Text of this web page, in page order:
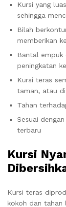
Kursi yang
sehingga
Bilah
memberikan
Bantal empuk
peningkatan
Kursi teras
taman, atau
Tahan
Sesuai
terbaru
Kursi
Kursi teras
kokoh dan tahan